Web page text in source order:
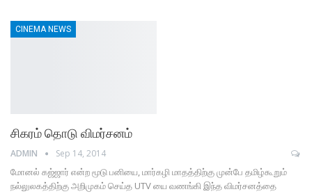
CINEMA NEWS
சிகரம் தொடு விமர்சனம்
ADMIN Sep 14, 2014
மோனல் கஜ்ஜார் என்ற மூடு பனியை, மார்கழி மாதத்திற்கு முன்பே தமிழ்கூறும்
நல்லுலகத்திற்கு அறிமுகம் செய்த UTV யை வணங்கி இந்த விமர்சனத்தை